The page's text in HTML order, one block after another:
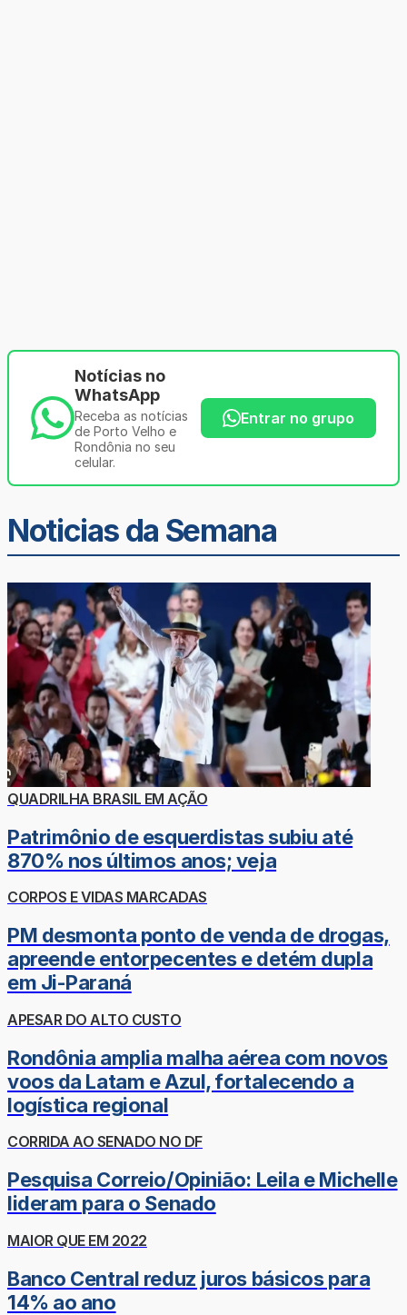
Notícias no
WhatsApp
Receba as notícias
de Porto Velho e
Rondônia no seu
celular.
Entrar no grupo
Noticias da Semana
QUADRILHA BRASIL EM AÇÃO
Patrimônio de esquerdistas subiu até
870% nos últimos anos; veja
CORPOS E VIDAS MARCADAS
PM desmonta ponto de venda de drogas,
apreende entorpecentes e detém dupla
em Ji-Paraná
APESAR DO ALTO CUSTO
Rondônia amplia malha aérea com novos
voos da Latam e Azul, fortalecendo a
logística regional
CORRIDA AO SENADO NO DF
Pesquisa Correio/Opinião: Leila e Michelle
lideram para o Senado
MAIOR QUE EM 2022
Banco Central reduz juros básicos para
14% ao ano